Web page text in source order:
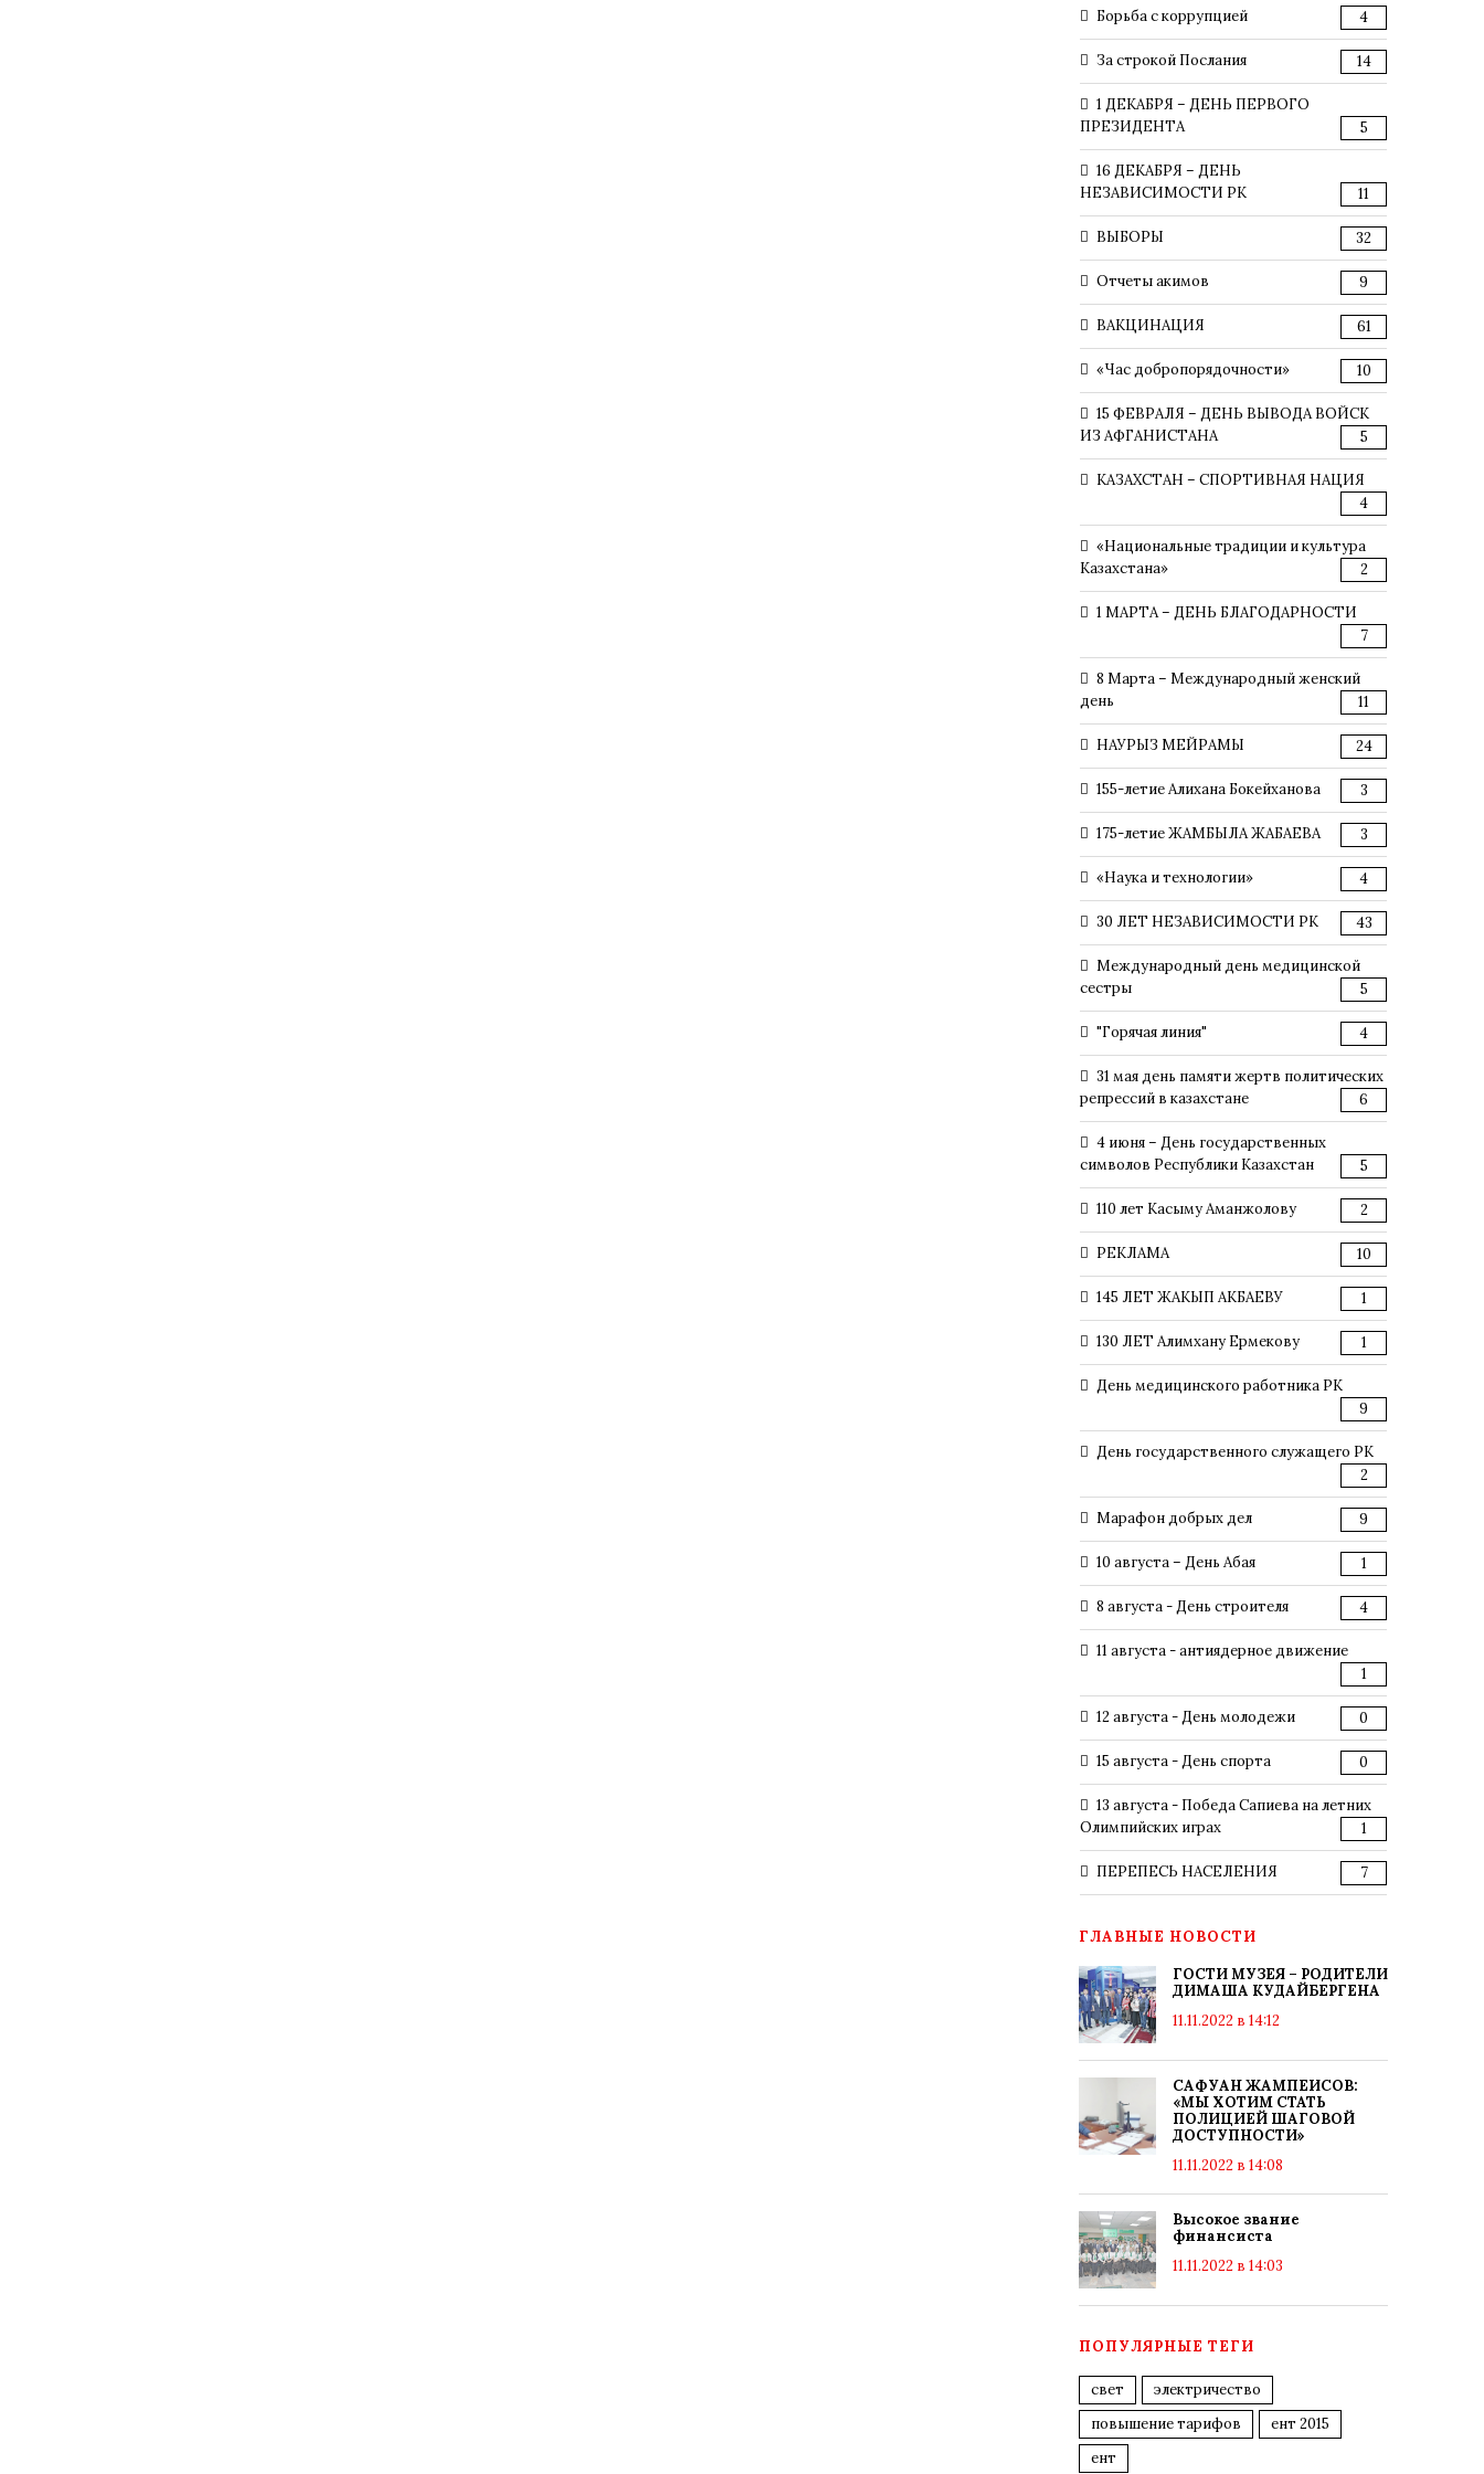
Борьба с коррупцией 4
За строкой Послания 14
1 ДЕКАБРЯ – ДЕНЬ ПЕРВОГО
ПРЕЗИДЕНТА
5
16 ДЕКАБРЯ – ДЕНЬ
НЕЗАВИСИМОСТИ РК
11
ВЫБОРЫ 32
Отчеты акимов 9
ВАКЦИНАЦИЯ 61
«Час добропорядочности» 10
15 ФЕВРАЛЯ – ДЕНЬ ВЫВОДА ВОЙСК
ИЗ АФГАНИСТАНА
5
КАЗАХСТАН – СПОРТИВНАЯ НАЦИЯ
4
«Национальные традиции и культура
Казахстана»
2
1 МАРТА – ДЕНЬ БЛАГОДАРНОСТИ
7
8 Марта – Международный женский
день
11
НАУРЫЗ МЕЙРАМЫ 24
155-летие Алихана Бокейханова 3
175-летие ЖАМБЫЛА ЖАБАЕВА 3
«Наука и технологии» 4
30 ЛЕТ НЕЗАВИСИМОСТИ РК 43
Международный день медицинской
сестры
5
"Горячая линия" 4
31 мая день памяти жертв политических
репрессий в казахстане
6
4 июня – День государственных
символов Республики Казахстан
5
110 лет Касыму Аманжолову 2
РЕКЛАМА 10
145 ЛЕТ ЖАКЫП АКБАЕВУ 1
130 ЛЕТ Алимхану Ермекову 1
День медицинского работника РК
9
День государственного служащего РК
2
Марафон добрых дел 9
10 августа – День Абая 1
8 августа - День строителя 4
11 августа - антиядерное движение
1
12 августа - День молодежи 0
15 августа - День спорта 0
13 августа - Победа Сапиева на летних
Олимпийских играх
1
ПЕРЕПЕСЬ НАСЕЛЕНИЯ 7
ГЛАВНЫЕ НОВОСТИ
ГОСТИ МУЗЕЯ – РОДИТЕЛИ
ДИМАША КУДАЙБЕРГЕНА
11.11.2022 в 14:12
САФУАН ЖАМПЕИСОВ:
«МЫ ХОТИМ СТАТЬ
ПОЛИЦИЕЙ ШАГОВОЙ
ДОСТУПНОСТИ»
11.11.2022 в 14:08
Высокое звание
финансиста
11.11.2022 в 14:03
ПОПУЛЯРНЫЕ ТЕГИ
свет
электричество
повышение тарифов
ент 2015
ент